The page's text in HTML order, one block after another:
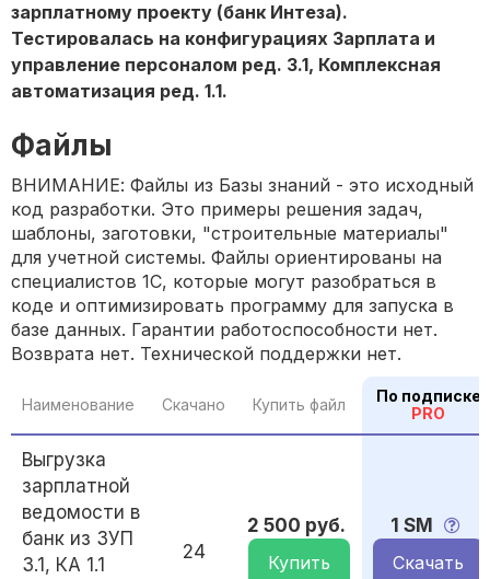
зарплатному проекту (банк Интеза).
Тестировалась на конфигурациях Зарплата и
управление персоналом ред. 3.1, Комплексная
автоматизация ред. 1.1.
Файлы
ВНИМАНИЕ: Файлы из Базы знаний - это исходный
код разработки. Это примеры решения задач,
шаблоны, заготовки, "строительные материалы"
для учетной системы. Файлы ориентированы на
специалистов 1С, которые могут разобраться в
коде и оптимизировать программу для запуска в
базе данных. Гарантии работоспособности нет.
Возврата нет. Технической поддержки нет.
Наименование Скачано Купить файл
По подписке
PRO
Выгрузка
зарплатной
ведомости в
банк из ЗУП
3.1, КА 1.1
24
2 500 руб.
Купить
1 SM
Скачать